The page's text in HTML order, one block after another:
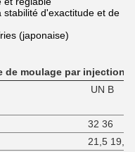
stabilité d'exactitude et de
(japonaise)
de moulage par injection
B
36
19,8